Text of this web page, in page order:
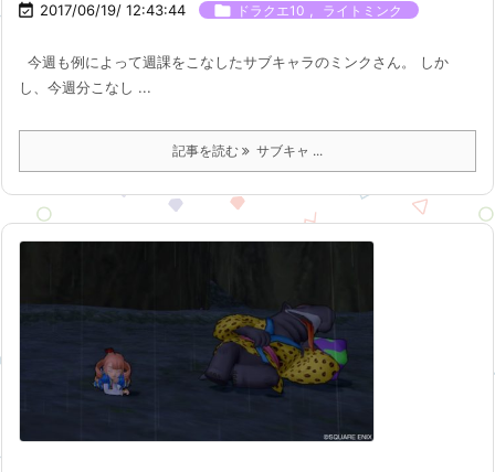
 2017/06/19/ 12:43:44  ドラクエ10 , ライトミンク
今週も例によって週課をこなしたサブキャラのミンクさん。 しか
し、今週分こなし ...
記事を読む サブキャ ...